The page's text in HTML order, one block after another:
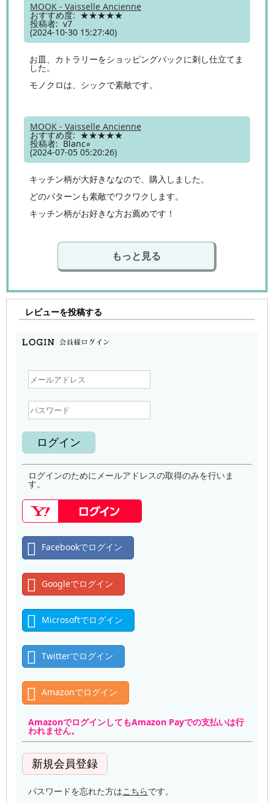
MOOK - Vaisselle Ancienne
おすすめ度: ★★★★★
投稿者: v7
(2024-10-30 15:27:40)
お皿、カトラリーをショッピングバックに刺し仕立てま
した。
モノクロは、シックで素敵です。
MOOK - Vaisselle Ancienne
おすすめ度: ★★★★★
投稿者: Blanc⭐︎
(2024-07-05 05:20:26)
キッチン柄が大好きななので、購入しました。
どのパターンも素敵でワクワクします。
キッチン柄がお好きな方お薦めです！
もっと見る
レビューを投稿する
ログインのためにメールアドレスの取得のみを行いま
す。
Facebookでログイン
Googleでログイン
Microsoftでログイン
Twitterでログイン
Amazonでログイン
AmazonでログインしてもAmazon Payでの支払いは行
われません。
パスワードを忘れた方はこちらです。